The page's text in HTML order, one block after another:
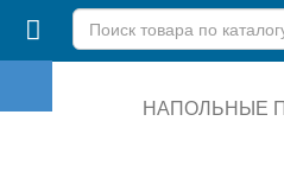
НАПОЛЬНЫЕ